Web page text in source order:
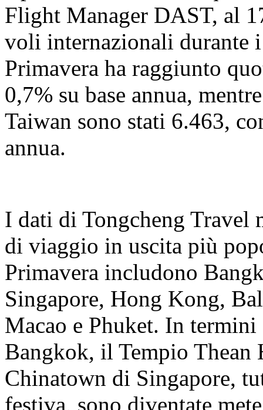
Flight Manager DAST, al
voli internazionali durante
Primavera ha raggiunto
0,7% su base annua,
Taiwan sono stati 6.463,
annua.
I dati di Tongcheng Travel
di viaggio in uscita più
Primavera includono
Singapore, Hong Kong,
Macao e Phuket. In
Bangkok, il Tempio
Chinatown di Singapore,
festiva, sono diventate